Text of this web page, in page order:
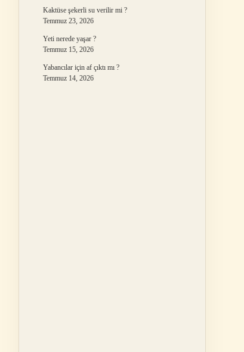
Kaktüse şekerli su verilir mi ?
Temmuz 23, 2026
Yeti nerede yaşar ?
Temmuz 15, 2026
Yabancılar için af çıktı mı ?
Temmuz 14, 2026